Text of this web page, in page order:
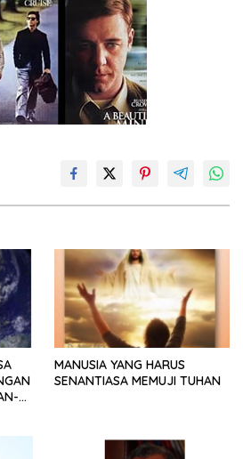
MANUSIA YANG HARUS
SENANTIASA MEMUJI TUHAN